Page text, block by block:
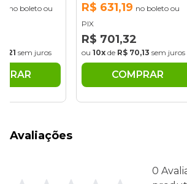
no boleto ou
sem juros
R$ 631,19 no boleto ou
PIX
R$ 701,32
ou 10x de R$ 70,13 sem juros
COMPRAR
Avaliações
0